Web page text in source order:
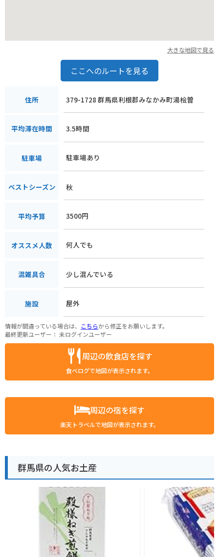
大きな地図で見る
ここへのルートを見る
住所 379-1728 群馬県利根郡みなかみ町湯桧曽
平均滞在時間 3.5時間
駐車場 駐車場あり
ベストシーズン 秋
平均予算 3500円
オススメ人数 何人でも
混雑具合 少し混んでいる
施設 屋外
情報が間違っている場合は、 こちらから修正をお願いします。
最終更新ユーザー： 未ログインユーザー
周辺の飲食店を探す
食べログで地図が表示されます。
周辺の宿を探す
楽天トラベルで地図が表示されます。
群馬県の人気お土産